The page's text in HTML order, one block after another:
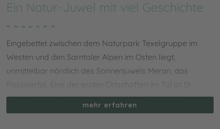
Ein Natur-Juwel mit viel Geschichte
Eingebettet zwischen dem Naturpark Texelgruppe im
Westen und den Sarntaler Alpen im Osten liegt,
unmittelbar nördlich des Sonnenjuwels Meran, das
Passeiertal. Eine der ersten Ortschaften im Tal ist St.
Martin.Urlaub auf dem Bauernhof in St. Martin in
Passeierbietet unglaublich viel Abwechslung: Von den
mehr erfahren